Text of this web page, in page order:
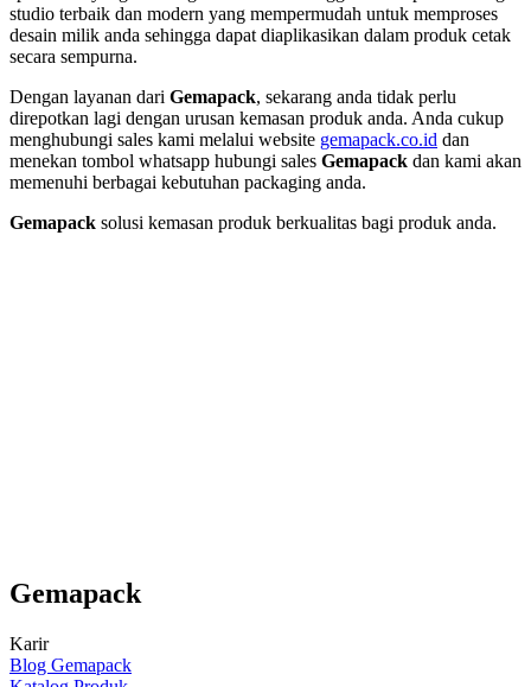
studio terbaik dan modern yang mempermudah untuk memproses
desain milik anda sehingga dapat diaplikasikan dalam produk cetak
secara sempurna.
Dengan layanan dari Gemapack, sekarang anda tidak perlu
direpotkan lagi dengan urusan kemasan produk anda. Anda cukup
menghubungi sales kami melalui website gemapack.co.id dan
menekan tombol whatsapp hubungi sales Gemapack dan kami akan
memenuhi berbagai kebutuhan packaging anda.
Gemapack solusi kemasan produk berkualitas bagi produk anda.
Gemapack
Karir
Blog Gemapack